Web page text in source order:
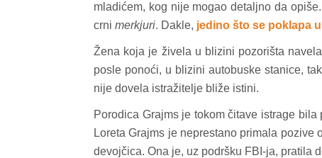
mladićem, kog nije mogao detaljno da
crni merkjuri. Dakle, jedino što se poklapa
Žena koja je živela u blizini pozorišta
posle ponoći, u blizini autobuske stanice,
nije dovela istražitelje bliže istini.
Porodica Grajms je tokom čitave istrage
Loreta Grajms je neprestano primala
devojčica. Ona je, uz podršku FBI-ja, pratila